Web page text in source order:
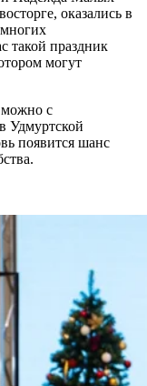
оказались в
такой праздник
могут
можно с
Удмуртской
появится шанс